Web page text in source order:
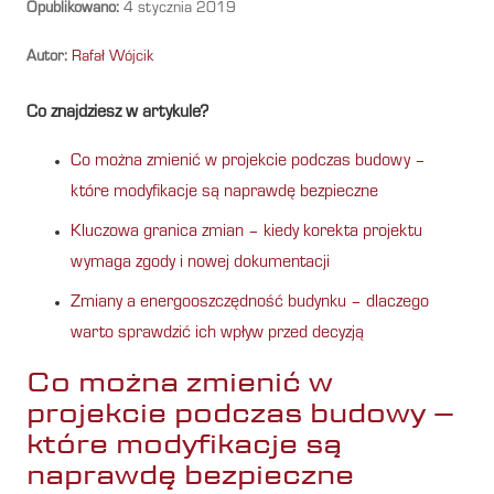
Opublikowano: 4 stycznia 2019
Autor: Rafał Wójcik
Co znajdziesz w artykule?
Co można zmienić w projekcie podczas budowy –
które modyfikacje są naprawdę bezpieczne
Kluczowa granica zmian – kiedy korekta projektu
wymaga zgody i nowej dokumentacji
Zmiany a energooszczędność budynku – dlaczego
warto sprawdzić ich wpływ przed decyzją
Co można zmienić w
projekcie podczas budowy –
które modyfikacje są
naprawdę bezpieczne